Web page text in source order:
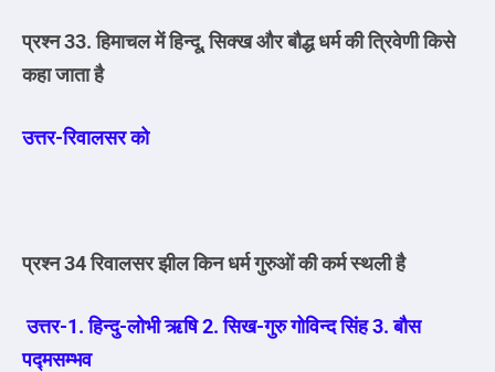
प्रश्न 33. हिमाचल में हिन्दू, सिक्ख और बौद्ध धर्म की त्रिवेणी किसे
कहा जाता है
उत्तर-रिवालसर को
प्रश्न 34 रिवालसर झील किन धर्म गुरुओं की कर्म स्थली है
उत्तर-1. हिन्दु-लोभी ऋषि 2. सिख-गुरु गोविन्दसिंह 3. बौस
पद्मसम्भव